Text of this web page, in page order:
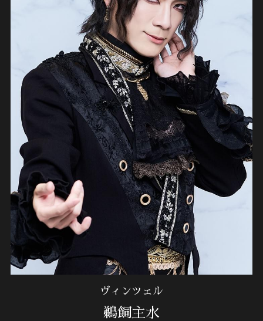
ヴィンツェル
鵜飼主水